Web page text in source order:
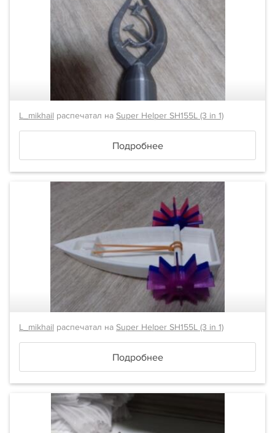
L_mikhail распечатал на Super Helper SH155L (3 in 1)
Подробнее
L_mikhail распечатал на Super Helper SH155L (3 in 1)
Подробнее